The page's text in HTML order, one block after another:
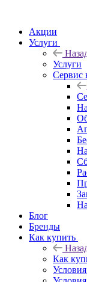
Акции
Услуги
Услуги
Сервис
Блог
Бренды
Как купить
Как